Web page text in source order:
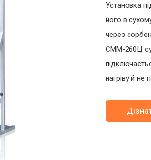
Установка
його в
через
СММ-260Ц
нагріву й не